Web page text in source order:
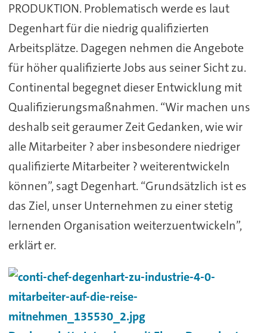
PRODUKTION. Problematisch werde es laut
Degenhart für die niedrig qualifizierten
Arbeitsplätze. Dagegen nehmen die Angebote
für höher qualifizierte Jobs aus seiner Sicht zu.
Continental begegnet dieser Entwicklung mit
Qualifizierungsmaßnahmen. “Wir machen uns
deshalb seit geraumer Zeit Gedanken, wie wir
alle Mitarbeiter ? aber insbesondere niedriger
qualifizierte Mitarbeiter ? weiterentwickeln
können”, sagt Degenhart. “Grundsätzlich ist es
das Ziel, unser Unternehmen zu einer stetig
lernenden Organisation weiterzuentwickeln”,
erklärt er.